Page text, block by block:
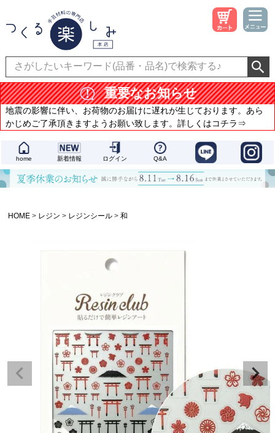
重要なお知らせ
地震の影響に伴い、お荷物のお届けに遅れが生じております。あら
かじめご了承頂きますようお願い致します。詳しくはコチラ⇒
home 新着情報 ログイン Q&A
HOME レジン レジンシール 和